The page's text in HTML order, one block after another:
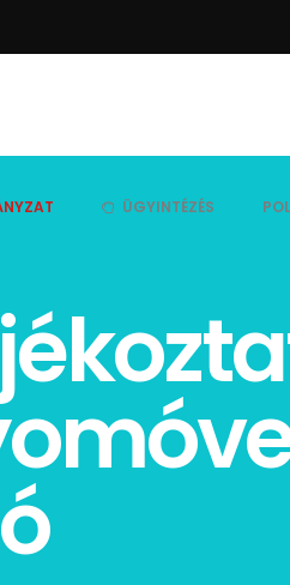
ÜGYINTÉZÉS